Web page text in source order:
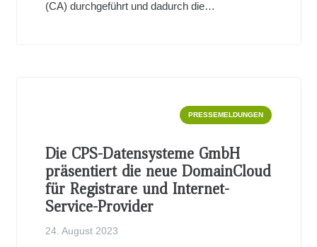
(CA) durchgeführt und dadurch die…
PRESSEMELDUNGEN
Die CPS-Datensysteme GmbH
präsentiert die neue DomainCloud
für Registrare und Internet-
Service-Provider
24. August 2023